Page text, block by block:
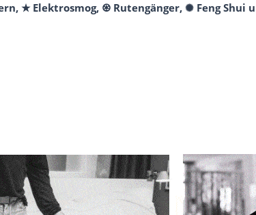
★ Elektrosmog, ♼ Rutengänger, ✺ Feng Shui